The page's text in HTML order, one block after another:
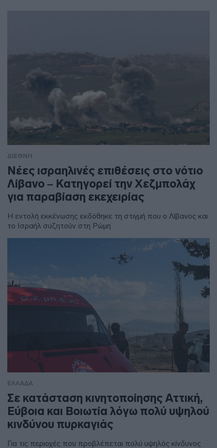
ΔΙΕΘΝΗ
Νέες ισραηλινές επιθέσεις στο νότιο
Λίβανο – Κατηγορεί την Χεζμπολάχ
για παραβίαση εκεχειρίας
Η εντολή εκκένωσης εκδόθηκε τη στιγμή που ο Λίβανος και
το Ισραήλ συζητούν στη Ρώμη
ΕΛΛΑΔΑ
Σε κατάσταση κινητοποίησης Αττική,
Εύβοια και Βοιωτία λόγω πολύ υψηλού
κινδύνου πυρκαγιάς
Για τις περιοχές που προβλέπεται πολύ υψηλός κίνδυνος